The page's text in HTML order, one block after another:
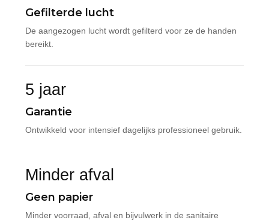
Gefilterde lucht
De aangezogen lucht wordt gefilterd voor ze de handen
bereikt.
5 jaar
Garantie
Ontwikkeld voor intensief dagelijks professioneel gebruik.
Minder afval
Geen papier
Minder voorraad, afval en bijvulwerk in de sanitaire